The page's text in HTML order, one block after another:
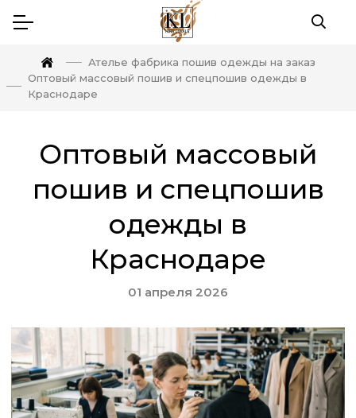
Ателье фабрика пошив одежды на заказ
Оптовый массовый пошив и спецпошив одежды в
Краснодаре
Оптовый массовый
пошив и спецпошив
одежды в
Краснодаре
01 апреля 2026